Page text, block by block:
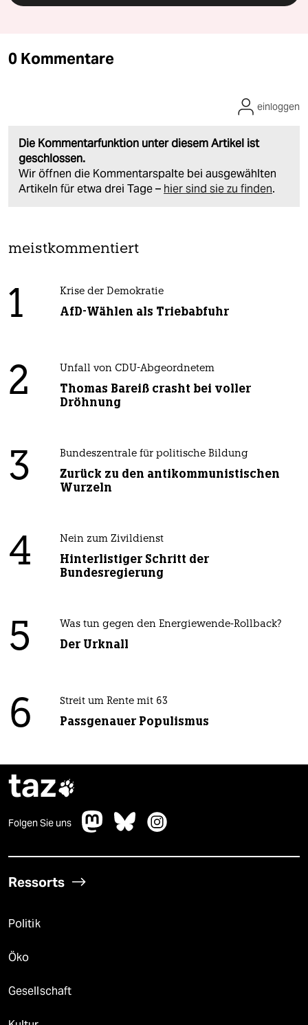
0 Kommentare
Die Kommentarfunktion unter diesem Artikel ist
geschlossen.
Wir öffnen die Kommentarspalte bei ausgewählten
Artikeln für etwa drei Tage – hier sind sie zu finden.
einloggen
meistkommentiert
1 Krise der Demokratie
AfD-Wählen als Triebabfuhr
2 Unfall von CDU-Abgeordnetem
Thomas Bareiß crasht bei voller
Dröhnung
3 Bundeszentrale für politische Bildung
Zurück zu den antikommunistischen
Wurzeln
4 Nein zum Zivildienst
Hinterlistiger Schritt der
Bundesregierung
5 Was tun gegen den Energiewende-Rollback?
Der Urknall
6 Streit um Rente mit 63
Passgenauer Populismus
taz
Folgen Sie uns
Ressorts
Politik
Öko
Gesellschaft